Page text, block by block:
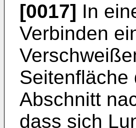
[0017] In
Verbinden
Seitenfläche
Abschnitt
dass sich